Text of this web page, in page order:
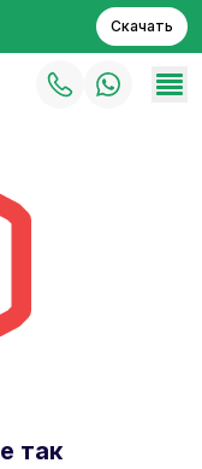
Скачать
так